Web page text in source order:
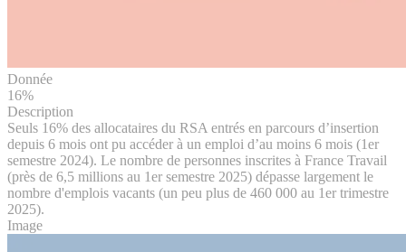
Donnée
16%
Description
Seuls 16% des allocataires du RSA entrés en parcours d’insertion
depuis 6 mois ont pu accéder à un emploi d’au moins 6 mois (1er
semestre 2024). Le nombre de personnes inscrites à France Travail
(près de 6,5 millions au 1er semestre 2025) dépasse largement le
nombre d'emplois vacants (un peu plus de 460 000 au 1er trimestre
2025).
Image